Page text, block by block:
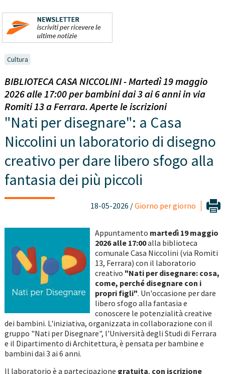
Cultura
BIBLIOTECA CASA NICCOLINI - Martedì 19 maggio
2026 alle 17:00 per bambini dai 3 ai 6 anni in via
Romiti 13 a Ferrara. Aperte le iscrizioni
"Nati per disegnare": a Casa
Niccolini un laboratorio di disegno
creativo per dare libero sfogo alla
fantasia dei più piccoli
18-05-2026 /Giorno per giorno
Appuntamento martedì 19 maggio
2026 alle 17:00alla biblioteca
comunale Casa Niccolini (via Romiti
13, Ferrara) con il laboratorio
creativo "Nati per disegnare: cosa,
come, perché disegnare con i
propri figli". Un'occasione per dare
libero sfogo alla fantasia e
conoscere le potenzialità creative
dei bambini. L'iniziativa, organizzata in collaborazione con il
gruppo "Nati per Disegnare", l'Università degli Studi di Ferrara
e il Dipartimento di Architettura, è pensata per bambine e
bambini dai 3 ai 6 anni.
Il laboratorio è a partecipazione gratuita, con iscrizione